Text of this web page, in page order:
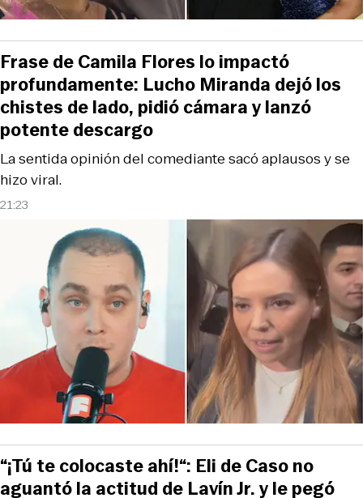
21:23
La sentida opinión del comediante sacó aplausos y se
hizo viral.
Frase de Camila Flores lo impactó
profundamente: Lucho Miranda dejó los
chistes de lado, pidió cámara y lanzó
potente descargo
“¡Tú te colocaste ahí!“: Eli de Caso no
aguantó la actitud de Lavín Jr. y le pegó